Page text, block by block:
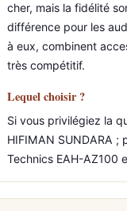
cher, mais la fidélité
différence pour les
à eux, combinent
très compétitif.
Lequel choisir ?
Si vous privilégiez la
HIFIMAN SUNDARA ;
Technics EAH-AZ100